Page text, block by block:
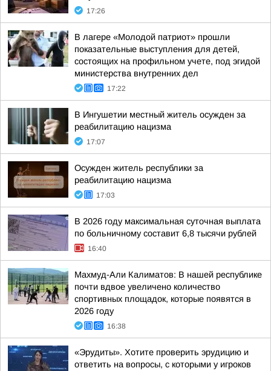
17:26
В лагере «Молодой патриот» прошли
показательные выступления для детей,
состоящих на профильном учете, под эгидой
министерства внутренних дел
17:22
В Ингушетии местный житель осужден за
реабилитацию нацизма
17:07
Осужден житель республики за
реабилитацию нацизма
17:03
В 2026 году максимальная суточная выплата
по больничному составит 6,8 тысячи рублей
16:40
Махмуд-Али Калиматов: В нашей республике
почти вдвое увеличено количество
спортивных площадок, которые появятся в
2026 году
16:38
«Эрудиты». Хотите проверить эрудицию и
ответить на вопросы, с которыми у игроков